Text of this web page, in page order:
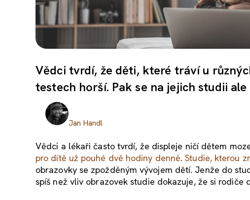
Vědci tvrdí, že děti, které tráví u
testech horší. Pak se na jejich studii
Jan Handl
Vědci a lékaři často tvrdí, že displeje ničí dětem
pro dítě už pouhé dvě hodiny denně.Studie, kterou
obrazovky se zpožděným vývojem dětí. Jenže do
spíš než vliv obrazovek studie dokazuje, že si rodiče